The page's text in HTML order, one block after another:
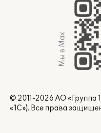
Мы в Max
© 2011-2026 АО
«1С»). Все права